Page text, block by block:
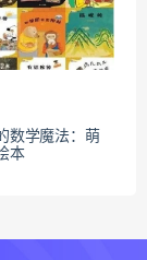
数学魔法：萌
本